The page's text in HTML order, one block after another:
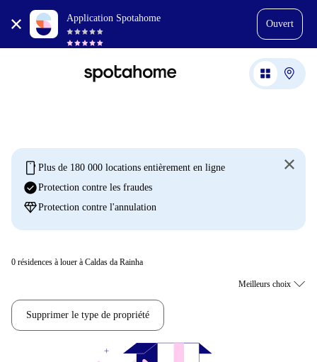
Application Spotahome
Ouvert
mobile Plus de 180 000 locations entièrement en ligne
check_circleProtection contre les fraudes
diamondProtection contre l'annulation
0 résidences à louer à Caldas da Rainha
Supprimer le type de propriété